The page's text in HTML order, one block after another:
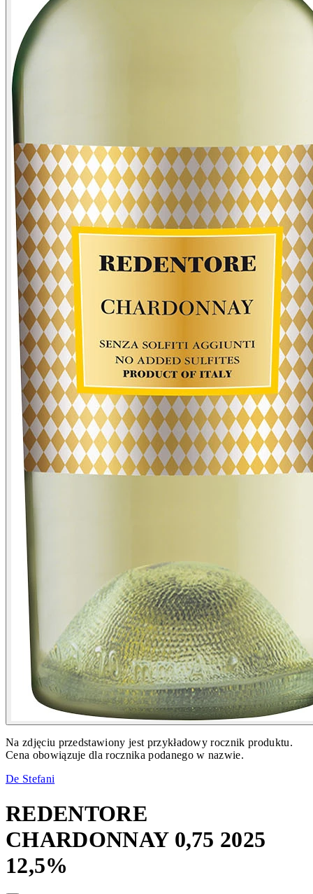
Na zdjęciu przedstawiony jest przykładowy rocznik produktu.
Cena obowiązuje dla rocznika podanego w nazwie.
De Stefani
REDENTORE
CHARDONNAY 0,75 2025
12,5%